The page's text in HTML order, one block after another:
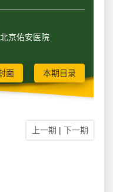
京佑安医院
面 本期目录
上一期 | 下一期